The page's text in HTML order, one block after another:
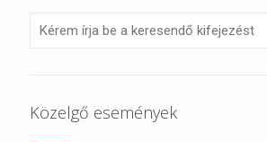
Közelgő események